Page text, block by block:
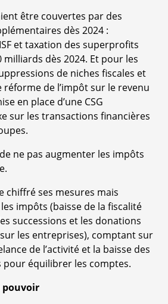
être couvertes par des
dès 2024 :
et taxation des superprofits
dès 2024. Et pour les
de niches fiscales et
réforme de l’impôt sur le revenu
en place d’une CSG
sur les transactions financières
ne pas augmenter les impôts
chiffré ses mesures mais
impôts (baisse de la fiscalité
successions et les donations
les entreprises), comptant sur
de l’activité et la baisse des
pour équilibrer les comptes.
pouvoir